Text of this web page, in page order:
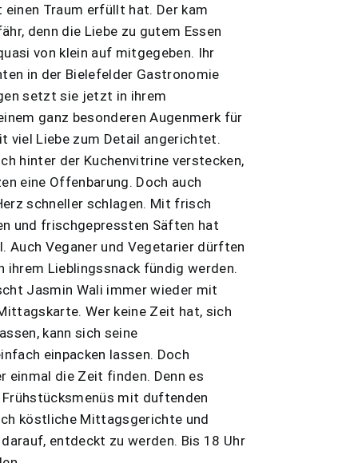
Traum erfüllt hat. Der kam
denn die Liebe zu gutem Essen
von klein auf mitgegeben. Ihr
in der Bielefelder Gastronomie
setzt sie jetzt in ihrem
ganz besonderen Augenmerk für
viel Liebe zum Detail angerichtet.
hinter der Kuchenvitrine verstecken,
eine Offenbarung. Doch auch
schneller schlagen. Mit frisch
und frischgepressten Säften hat
Auch Veganer und Vegetarier dürften
ihrem Lieblingssnack fündig werden.
Jasmin Wali immer wieder mit
Wer keine Zeit hat, sich
kann sich seine
einpacken lassen. Doch
einmal die Zeit finden. Denn es
mit duftenden
köstliche Mittagsgerichte und
entdeckt zu werden. Bis 18 Uhr